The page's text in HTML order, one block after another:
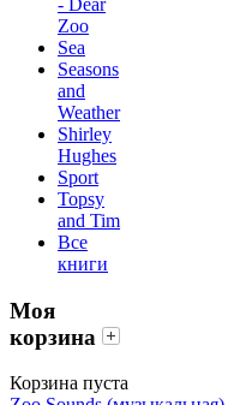
- Dear
Zoo
Sea
Seasons
and
Weather
Shirley
Hughes
Sport
Topsy
and Tim
Все
книги
Моя
корзина
Корзина пуста